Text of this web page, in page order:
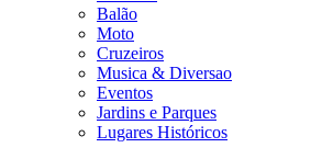
Balão
Moto
Cruzeiros
Musica & Diversao
Eventos
Jardins e Parques
Lugares Históricos